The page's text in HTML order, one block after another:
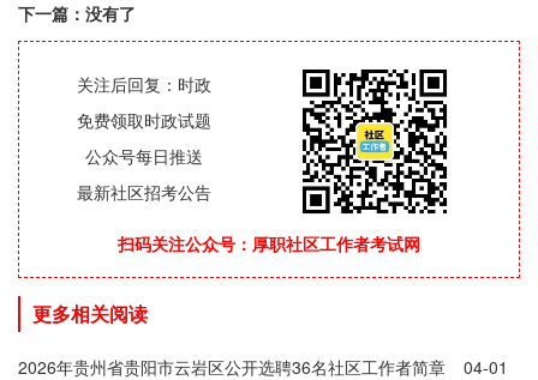
下一篇：没有了
关注后回复：时政
免费领取时政试题
公众号每日推送
最新社区招考公告
扫码关注公众号：厚职社区工作者考试网
更多相关阅读
2026年贵州省贵阳市云岩区公开选聘36名社区工作者简章
04-01